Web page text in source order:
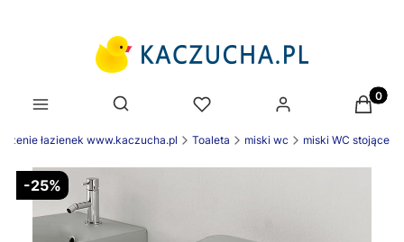
Otwórz wyszukiwarkę
łazienek www.kaczucha.pl Toaleta miski wc miski WC stojące
-25%